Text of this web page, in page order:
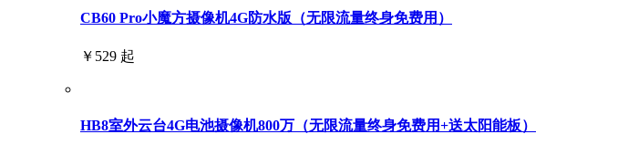
CB60 Pro小魔方摄像机4G防水版（无限流量终身免费用）
￥529 起
HB8室外云台4G电池摄像机800万（无限流量终身免费用+送太阳能板）